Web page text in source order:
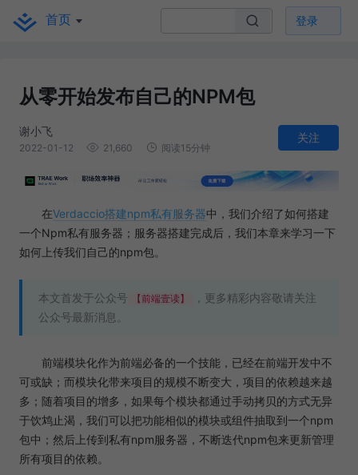
首页 登录
从零开始发布自己的NPM包
谢小飞
2022-01-12 21,660 阅读15分钟
关注
在Verdaccio搭建npm私有服务器中，我们介绍了如何搭建
一个Npm私有服务器；服务器搭建完成后，我们本章来学习一下
如何上传我们自己的npm包。
本文首发于公众号 【前端壹读】
，更多精彩内容敬请关注
公众号最新消息。
前端模块化作为前端必备的一个技能，已经在前端开发中不
可或缺；而模块化带来项目的规模不断变大，项目的依赖越来越
多；随着项目的增多，如果每个模块都通过手动拷贝的方式无异
于饮鸩止渴，我们可以把功能相似的模块或组件抽取到一个npm
包中；然后上传到私有npm服务器，不断迭代npm包来更新管理
所有项目的依赖。